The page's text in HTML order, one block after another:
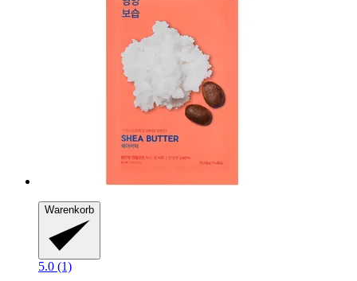
Warenkorb
5.0 (1)